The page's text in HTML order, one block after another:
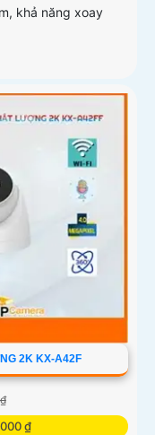
khả năng xoay
2K KX-A42F
₫